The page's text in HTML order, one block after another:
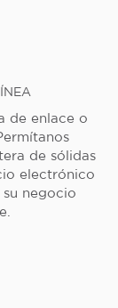
de enlace o
de sólidas
electrónico
negocio